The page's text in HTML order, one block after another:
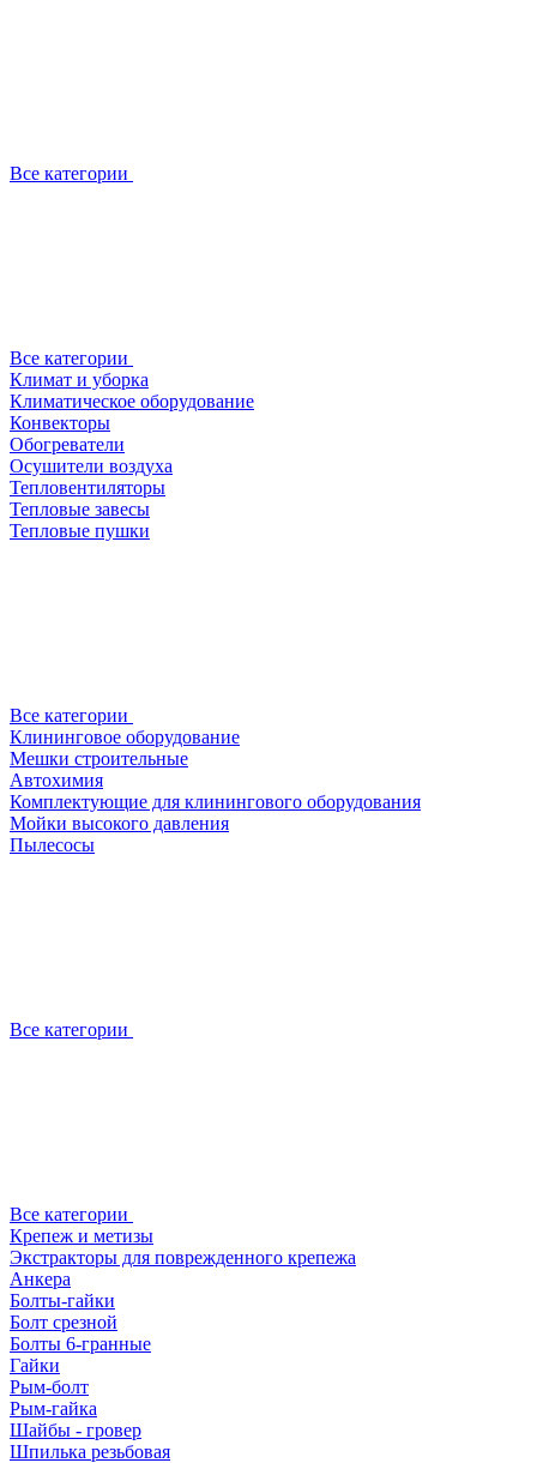
Все категории
Все категории
Климат и уборка
Климатическое оборудование
Конвекторы
Обогреватели
Осушители воздуха
Тепловентиляторы
Тепловые завесы
Тепловые пушки
Все категории
Клининговое оборудование
Мешки строительные
Автохимия
Комплектующие для клинингового оборудования
Мойки высокого давления
Пылесосы
Все категории
Все категории
Крепеж и метизы
Экстракторы для поврежденного крепежа
Анкера
Болты-гайки
Болт срезной
Болты 6-гранные
Гайки
Рым-болт
Рым-гайка
Шайбы - гровер
Шпилька резьбовая